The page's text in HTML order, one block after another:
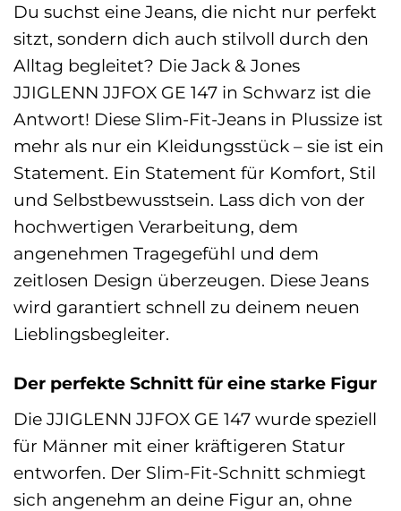
Du suchst eine Jeans, die nicht nur perfekt
sitzt, sondern dich auch stilvoll durch den
Alltag begleitet? Die Jack & Jones
JJIGLENN JJFOX GE 147 in Schwarz ist die
Antwort! Diese Slim-Fit-Jeans in Plussize ist
mehr als nur ein Kleidungsstück – sie ist ein
Statement. Ein Statement für Komfort, Stil
und Selbstbewusstsein. Lass dich von der
hochwertigen Verarbeitung, dem
angenehmen Tragegefühl und dem
zeitlosen Design überzeugen. Diese Jeans
wird garantiert schnell zu deinem neuen
Lieblingsbegleiter.
Der perfekte Schnitt für eine starke Figur
Die JJIGLENN JJFOX GE 147 wurde speziell
für Männer mit einer kräftigeren Statur
entworfen. Der Slim-Fit-Schnitt schmiegt
sich angenehm an deine Figur an, ohne